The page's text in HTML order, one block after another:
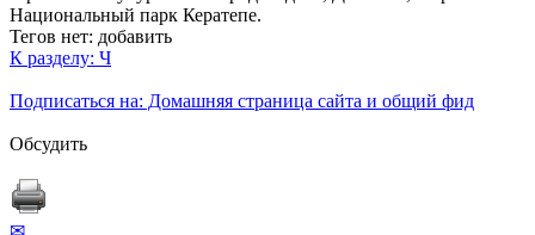
Национальный парк Кератепе.
Тегов нет: добавить
К разделу: Ч
Подписаться на: Домашняя страница сайта и общий фид
Обсудить
✉